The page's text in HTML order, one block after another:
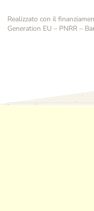
Realizzato con il
Generation EU – PNRR –